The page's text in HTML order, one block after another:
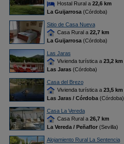
Hostal Rural a 22,6 km
La Guijarrosa(Córdoba)
Sitio de Casa Nueva
Casa Rural a 22,7 km
La Guijarrosa(Córdoba)
Las Jaras
Vivienda turística a 23,2 km
Las Jaras(Córdoba)
Casa del Brezo
Vivienda turística a 23,5 km
Las Jaras / Córdoba(Córdoba)
Casa La Vereda
Casa Rural a 26,7 km
La Vereda / Peñaflor(Sevilla)
Alojamiento Rural La Sentencia